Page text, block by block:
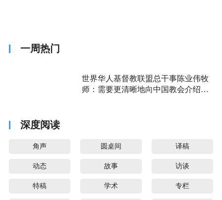
一周热门
世界华人基督教联盟总干事陈业伟牧
师：需要更清晰地向中国教会介绍福
深度阅读
角声 圆桌间 译稿
动态 故事 访谈
特稿 学术 专栏